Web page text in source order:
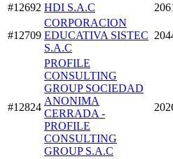
#12692 HDI S.A.C
#12709
CORPORACION
EDUCATIVA SISTEC
S.A.C
#12824
PROFILE
CONSULTING
GROUP SOCIEDAD
ANONIMA
CERRADA -
PROFILE
CONSULTING
GROUP S.A.C